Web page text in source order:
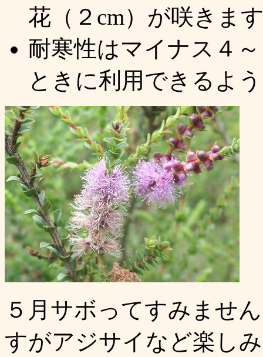
花（２cm）が咲きま
耐寒性はマイナス４
ときに利用できるよ
５月サボってすみませ
すがアジサイなど楽し